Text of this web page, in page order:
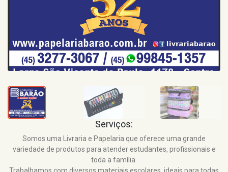
Serviços:
Somos uma Livraria e Papelaria que oferece uma grande
variedade de produtos para atender estudantes, profissionais e
toda a família.
Trabalhamos com diversos materiais escolares, ideais para todas